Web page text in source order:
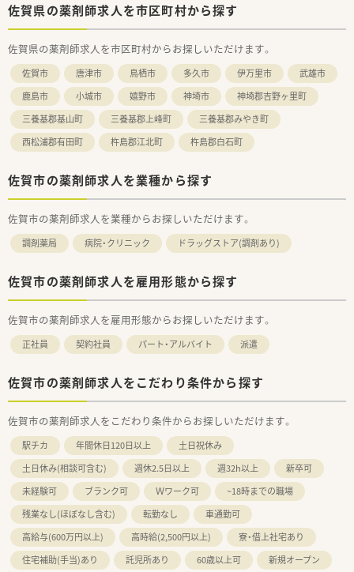
佐賀県の薬剤師求人を市区町村から探す
佐賀県の薬剤師求人を市区町村からお探しいただけます。
佐賀市 唐津市 鳥栖市 多久市 伊万里市
武雄市
鹿島市
小城市 嬉野市 神埼市
神埼郡吉野ヶ里町
三養基郡基山町
三養基郡上峰町
三養基郡みやき町
西松浦郡有田町
杵島郡江北町 杵島郡白石町
佐賀市の薬剤師求人を業種から探す
佐賀市の薬剤師求人を業種からお探しいただけます。
調剤薬局 病院・クリニック ドラッグストア(調剤あり)
佐賀市の薬剤師求人を雇用形態から探す
佐賀市の薬剤師求人を雇用形態からお探しいただけます。
正社員 契約社員 パート・アルバイト 派遣
佐賀市の薬剤師求人をこだわり条件から探す
佐賀市の薬剤師求人をこだわり条件からお探しいただけます。
駅チカ 年間休日120日以上
土日祝休み
土日休み(相談可含む)
週休2.5日以上 週32h以上
新卒可
未経験可
ブランク可 Ｗワーク可
~18時までの職場
残業なし(ほぼなし含む)
転勤なし
車通勤可
高給与(600万円以上)
高時給(2,500円以上)
寮・借上社宅あり
住宅補助(手当)あり
託児所あり 60歳以上可
新規オープン